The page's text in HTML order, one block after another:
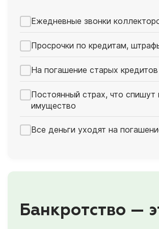
Ежедневные звонки
Просрочки по кредитам,
На погашение старых
Постоянный страх, что спишут
имущество
Все деньги уходят на
Банкротство —